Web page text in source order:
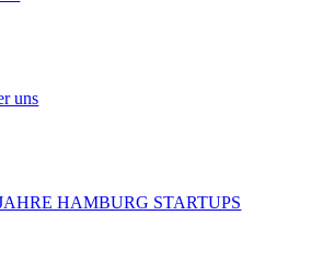
uns
HAMBURG STARTUPS